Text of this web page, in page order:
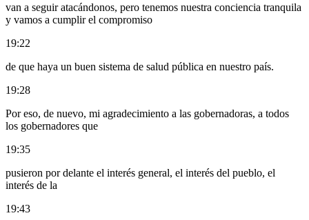
van a seguir atacándonos, pero tenemos nuestra conciencia tranquila
y vamos a cumplir el compromiso
19:22
de que haya un buen sistema de salud pública en nuestro país.
19:28
Por eso, de nuevo, mi agradecimiento a las gobernadoras, a todos
los gobernadores que
19:35
pusieron por delante el interés general, el interés del pueblo, el
interés de la
19:43